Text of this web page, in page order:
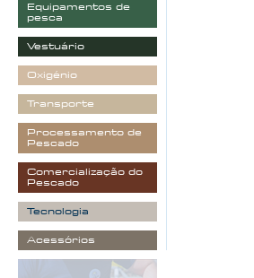
Equipamentos de
pesca
Vestuário
Oxigénio
Transporte
Processamento de
Pescado
Comercialização do
Pescado
Tecnologia
Acessórios